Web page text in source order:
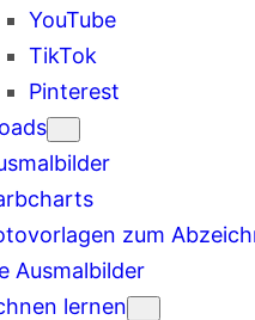
YouTube
TikTok
Pinterest
zum
Ausmalbilder
lernen